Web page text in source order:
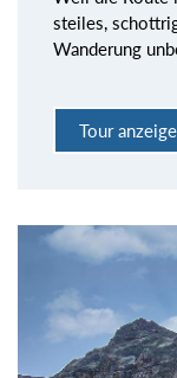
steiles,
Wanderung
Tour